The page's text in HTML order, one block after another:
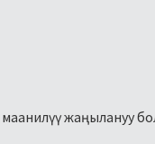
маанилүү жаңылануу